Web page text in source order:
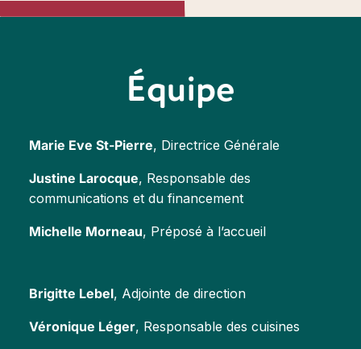
Équipe
Marie Eve St-Pierre, Directrice Générale
Justine Larocque, Responsable des
communications et du financement
Michelle Morneau, Préposé à l’accueil
Brigitte Lebel, Adjointe de direction
Véronique Léger, Responsable des cuisines